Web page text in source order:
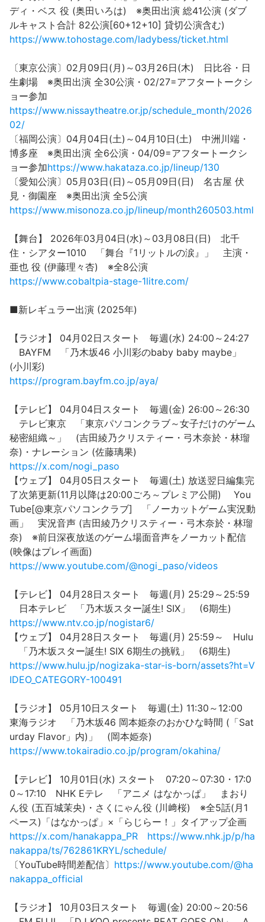
ディ・ベス 役 (奥田いろは) ※奥田出演 総41公演 (ダブ
ルキャスト合計 82公演[60+12+10] 貸切公演含む)
https://www.tohostage.com/ladybess/ticket.html
〔東京公演〕02月09日(月)～03月26日(木) 日比谷・日
生劇場 ※奥田出演 全30公演・02/27=アフタートークシ
ョー参加
https://www.nissaytheatre.or.jp/schedule_month/2026
02/
〔福岡公演〕04月04日(土)～04月10日(土) 中洲川端・
博多座 ※奥田出演 全6公演・04/09=アフタートークシ
ョー参加https://www.hakataza.co.jp/lineup/130
〔愛知公演〕05月03日(日)～05月09日(日) 名古屋 伏
見・御園座 ※奥田出演 全5公演
https://www.misonoza.co.jp/lineup/month260503.html
【舞台】 2026年03月04日(水)～03月08日(日) 北千
住・シアター1010 「舞台『1リットルの涙』」 主演・
亜也 役 (伊藤理々杏) ※全8公演
https://www.cobaltpia-stage-1litre.com/
■新レギュラー出演 (2025年)
【ラジオ】 04月02日スタート 毎週(水) 24:00～24:27
BAYFM 「乃木坂46 小川彩のbaby baby maybe」
(小川彩)
https://program.bayfm.co.jp/aya/
【テレビ】 04月04日スタート 毎週(金) 26:00～26:30
テレビ東京 「東京パソコンクラブ～女子だけのゲーム
秘密組織～」 (吉田綾乃クリスティー・弓木奈於・林瑠
奈)・ナレーション (佐藤璃果)
https://x.com/nogi_paso
【ウェブ】 04月05日スタート 毎週(土) 放送翌日編集完
了次第更新(11月以降は20:00ごろ～プレミア公開) You
Tube[@東京パソコンクラブ] 「ノーカットゲーム実況動
画」 実況音声 (吉田綾乃クリスティー・弓木奈於・林瑠
奈) ※前日深夜放送のゲーム場面音声をノーカット配信
(映像はプレイ画面)
https://www.youtube.com/@nogi_paso/videos
【テレビ】 04月28日スタート 毎週(月) 25:29～25:59
日本テレビ 「乃木坂スター誕生! SIX」 (6期生)
https://www.ntv.co.jp/nogistar6/
【ウェブ】 04月28日スタート 毎週(月) 25:59～ Hulu
「乃木坂スター誕生! SIX 6期生の挑戦」 (6期生)
https://www.hulu.jp/nogizaka-star-is-born/assets?ht=V
IDEO_CATEGORY-100491
【ラジオ】 05月10日スタート 毎週(土) 11:30～12:00
東海ラジオ 「乃木坂46 岡本姫奈のおかひな時間 (「Sat
urday Flavor」内)」 (岡本姫奈)
https://www.tokairadio.co.jp/program/okahina/
【テレビ】 10月01日(水) スタート 07:20～07:30・17:0
0～17:10 NHK Eテレ 「アニメ はなかっぱ」 まおり
ん役 (五百城茉央)・さくにゃん役 (川﨑桜) ※全5話(月1
ペース)「はなかっぱ」×「らじらー！」タイアップ企画
https://x.com/hanakappa_PR
https://www.nhk.jp/p/ha
nakappa/ts/762861KRYL/schedule/
〔YouTube時間差配信〕 https://www.youtube.com/@ha
nakappa_official
【ラジオ】 10月03日スタート 毎週(金) 20:00～20:56